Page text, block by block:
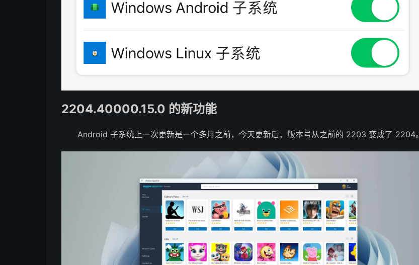
2204.40000.15.0 的新功能
Android 子系统上一次更新是一个多月之前，今天更新后，版本号从之前的 2203 变成了 2204。